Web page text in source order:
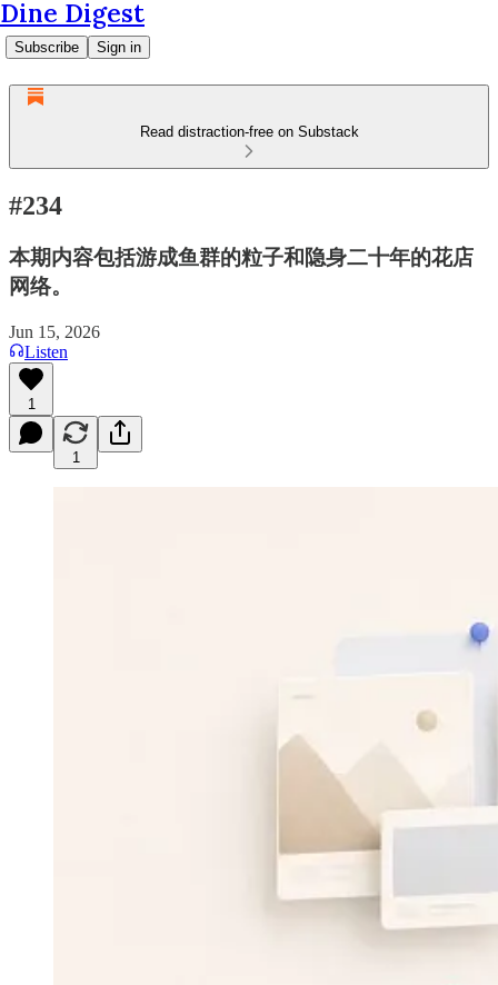
Dine Digest
Subscribe Sign in
Read distraction-free on Substack
#234
本期内容包括游成鱼群的粒子和隐身二十年的花店
网络。
Jun 15, 2026
Listen
1
1